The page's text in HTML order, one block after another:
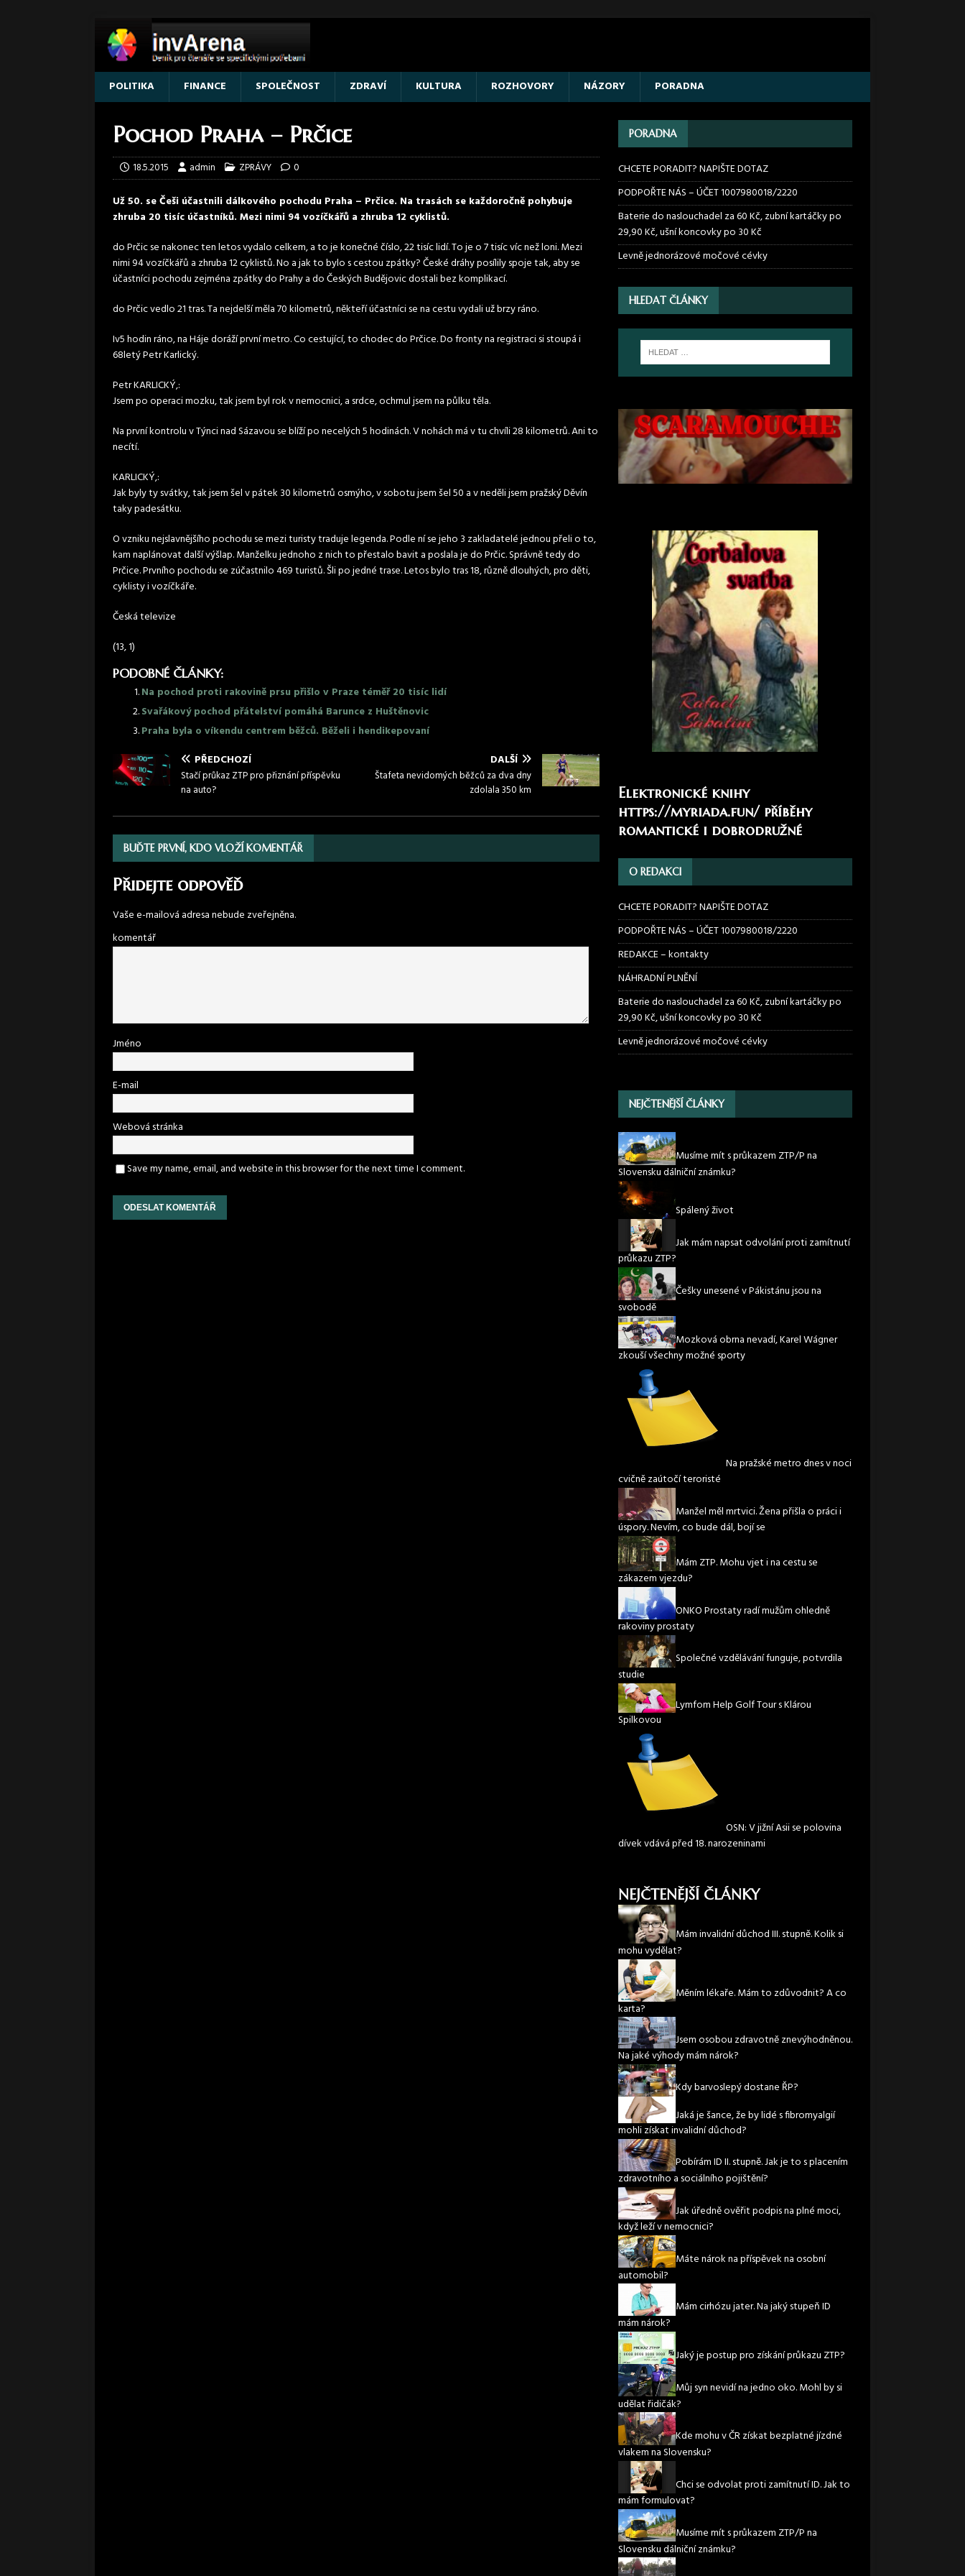
POLITIKA FINANCE SPOLEČNOST ZDRAVÍ KULTURA ROZHOVORY NÁZORY PORADNA
Pochod Praha – Prčice
18.5.2015 admin ZPRÁVY 0
Už 50. se Češi účastnili dálkového pochodu Praha – Prčice. Na trasách se každoročně pohybuje
zhruba 20 tisíc účastníků. Mezi nimi 94 vozíčkářů a zhruba 12 cyklistů.
do Prčic se nakonec ten letos vydalo celkem, a to je konečné číslo, 22 tisíc lidí. To je o 7 tisíc víc než loni. Mezi
nimi 94 vozíčkářů a zhruba 12 cyklistů. No a jak to bylo s cestou zpátky? České dráhy posílily spoje tak, aby se
účastníci pochodu zejména zpátky do Prahy a do Českých Budějovic dostali bez komplikací.
do Prčic vedlo 21 tras. Ta nejdelší měla 70 kilometrů, někteří účastníci se na cestu vydali už brzy ráno.
Iv5 hodin ráno, na Háje doráží první metro. Co cestující, to chodec do Prčice. Do fronty na registraci si stoupá i
68letý Petr Karlický.
Petr KARLICKÝ,:
Jsem po operaci mozku, tak jsem byl rok v nemocnici, a srdce, ochrnul jsem na půlku těla.
Na první kontrolu v Týnci nad Sázavou se blíží po necelých 5 hodinách. V nohách má v tu chvíli 28 kilometrů. Ani to
necítí.
KARLICKÝ,:
Jak byly ty svátky, tak jsem šel v pátek 30 kilometrů osmýho, v sobotu jsem šel 50 a v neděli jsem pražský Děvín
taky padesátku.
O vzniku nejslavnějšího pochodu se mezi turisty traduje legenda. Podle ní se jeho 3 zakladatelé jednou přeli o to,
kam naplánovat další výšlap. Manželku jednoho z nich to přestalo bavit a poslala je do Prčic. Správně tedy do
Prčice. Prvního pochodu se zúčastnilo 469 turistů. Šli po jedné trase. Letos bylo tras 18, různě dlouhých, pro děti,
cyklisty i vozíčkáře.
Česká televize
(13, 1)
PODOBNÉ ČLÁNKY:
Na pochod proti rakovině prsu přišlo v Praze téměř 20 tisíc lidí
Svařákový pochod přátelství pomáhá Barunce z Huštěnovic
Praha byla o víkendu centrem běžců. Běželi i hendikepovaní
PŘEDCHOZÍ
Stačí průkaz ZTP pro přiznání příspěvku
na auto?
DALŠÍ
Štafeta nevidomých běžců za dva dny
zdolala 350 km
BUĎTE PRVNÍ, KDO VLOŽÍ KOMENTÁŘ
Přidejte odpověď
Vaše e-mailová adresa nebude zveřejněna.
komentář
Jméno
E-mail
Webová stránka
Save my name, email, and website in this browser for the next time I comment.
PORADNA
CHCETE PORADIT? NAPIŠTE DOTAZ
PODPOŘTE NÁS – ÚČET 1007980018/2220
Baterie do naslouchadel za 60 Kč, zubní kartáčky po
29,90 Kč, ušní koncovky po 30 Kč
Levně jednorázové močové cévky
HLEDAT ČLÁNKY
Elektronické knihy
https://myriada.fun/příběhy
romantické i dobrodružné
O REDAKCI
CHCETE PORADIT? NAPIŠTE DOTAZ
PODPOŘTE NÁS – ÚČET 1007980018/2220
REDAKCE – kontakty
NÁHRADNÍ PLNĚNÍ
Baterie do naslouchadel za 60 Kč, zubní kartáčky po
29,90 Kč, ušní koncovky po 30 Kč
Levně jednorázové močové cévky
NEJČTENĚJŠÍ ČLÁNKY
Musíme mít s průkazem ZTP/P na
Slovensku dálniční známku?
Spálený život
Jak mám napsat odvolání proti zamítnutí
průkazu ZTP?
Češky unesené v Pákistánu jsou na
svobodě
Mozková obrna nevadí, Karel Wágner
zkouší všechny možné sporty
Na pražské metro dnes v noci
cvičně zaútočí teroristé
Manžel měl mrtvici. Žena přišla o práci i
úspory. Nevím, co bude dál, bojí se
Mám ZTP. Mohu vjet i na cestu se
zákazem vjezdu?
ONKO Prostaty radí mužům ohledně
rakoviny prostaty
Společné vzdělávání funguje, potvrdila
studie
Lymfom Help Golf Tour s Klárou
Spilkovou
OSN: V jižní Asii se polovina
dívek vdává před 18. narozeninami
NEJČTENĚJŠÍ ČLÁNKY
Mám invalidní důchod III. stupně. Kolik si
mohu vydělat?
Měním lékaře. Mám to zdůvodnit? A co
karta?
Jsem osobou zdravotně znevýhodněnou.
Na jaké výhody mám nárok?
Kdy barvoslepý dostane ŘP?
Jaká je šance, že by lidé s fibromyalgií
mohli získat invalidní důchod?
Pobírám ID II. stupně. Jak je to s placením
zdravotního a sociálního pojištění?
Jak úředně ověřit podpis na plné moci,
když leží v nemocnici?
Máte nárok na příspěvek na osobní
automobil?
Mám cirhózu jater. Na jaký stupeň ID
mám nárok?
Jaký je postup pro získání průkazu ZTP?
Můj syn nevidí na jedno oko. Mohl by si
udělat řidičák?
Kde mohu v ČR získat bezplatné jízdné
vlakem na Slovensku?
Chci se odvolat proti zamítnutí ID. Jak to
mám formulovat?
Musíme mít s průkazem ZTP/P na
Slovensku dálniční známku?